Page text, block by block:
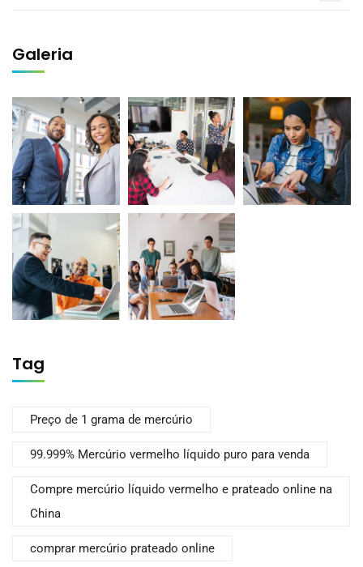
Galeria
Tag
Preço de 1 grama de mercúrio
99.999% Mercúrio vermelho líquido puro para venda
Compre mercúrio líquido vermelho e prateado online na
China
comprar mercúrio prateado online